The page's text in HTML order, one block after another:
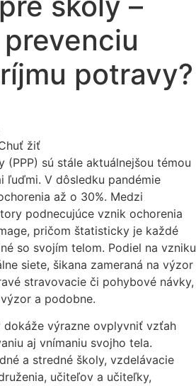
potravy?
(PPP) sú stále aktuálnejšou témou
ľuďmi. V dôsledku pandémie
až o 30%. Medzi
podnecujúce vznik ochorenia
pričom štatisticky je každé
so svojím telom. Podiel na vzniku
siete, šikana zameraná na výzor
stravovacie či pohybové návky,
a podobne.
dokáže výrazne ovplyvniť vzťah
aj vnímaniu svojho tela.
a stredné školy, vzdelávacie
učiteľov a učiteľky,